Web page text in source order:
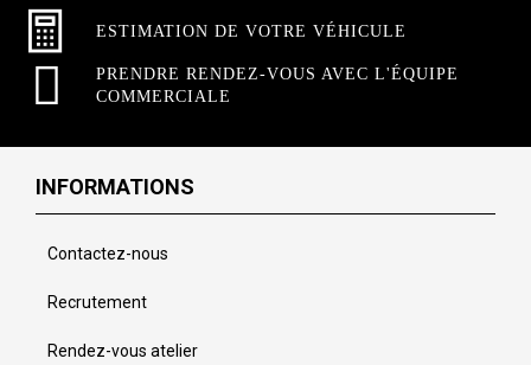
ESTIMATION DE VOTRE VÉHICULE
PRENDRE RENDEZ-VOUS AVEC L'ÉQUIPE
COMMERCIALE
INFORMATIONS
Contactez-nous
Recrutement
Rendez-vous atelier